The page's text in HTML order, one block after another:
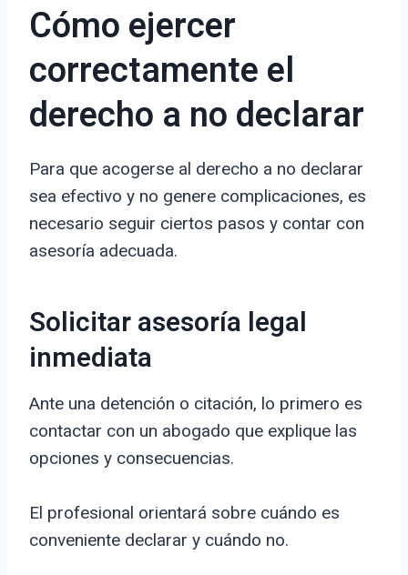
Cómo ejercer
correctamente el
derecho a no declarar
Para que acogerse al derecho a no declarar
sea efectivo y no genere complicaciones, es
necesario seguir ciertos pasos y contar con
asesoría adecuada.
Solicitar asesoría legal
inmediata
Ante una detención o citación, lo primero es
contactar con un abogado que explique las
opciones y consecuencias.
El profesional orientará sobre cuándo es
conveniente declarar y cuándo no.